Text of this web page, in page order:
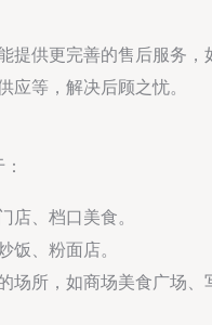
提供更完善的售后服务，
应等，解决后顾之忧。
店、档口美食。
饭、粉面店。
场所，如商场美食广场、